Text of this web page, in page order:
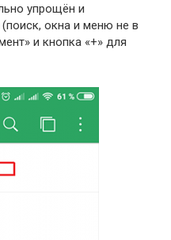
упрощён и
окна и меню не в
и кнопка «+» для